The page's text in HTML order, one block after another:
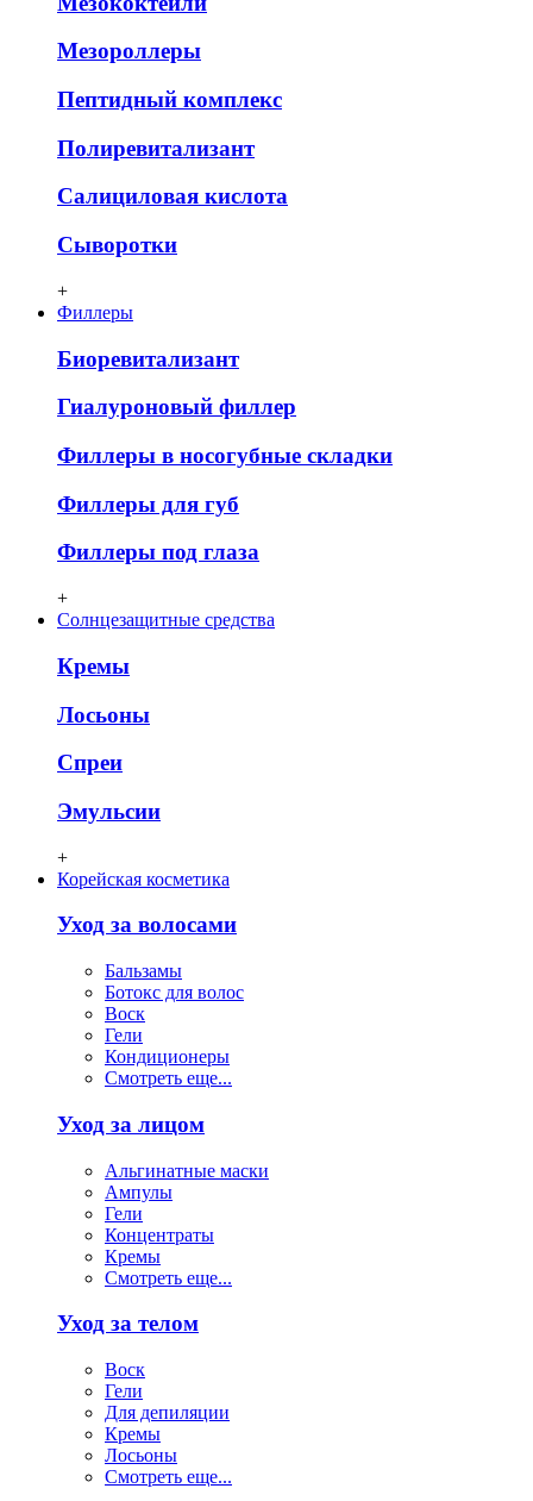
Мезороллеры
Пептидный комплекс
Полиревитализант
Салициловая кислота
Сыворотки
+
Филлеры
Биоревитализант
Гиалуроновый филлер
Филлеры в носогубные складки
Филлеры для губ
Филлеры под глаза
+
Солнцезащитные средства
Кремы
Лосьоны
Спреи
Эмульсии
+
Корейская косметика
Уход за волосами
Бальзамы
Ботокс для волос
Воск
Гели
Кондиционеры
Смотреть еще...
Уход за лицом
Альгинатные маски
Ампулы
Гели
Концентраты
Кремы
Смотреть еще...
Уход за телом
Воск
Гели
Для депиляции
Кремы
Лосьоны
Смотреть еще...